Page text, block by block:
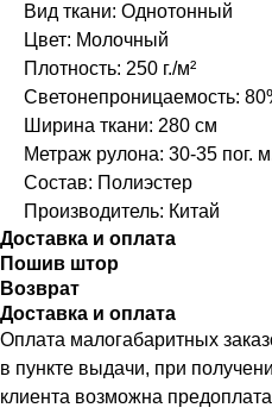
Вид ткани: Однотонный
Цвет: Молочный
Плотность: 250 г./м²
Светонепроницаемость:
Ширина ткани: 280 см
Метраж рулона: 30-35 пог.
Состав: Полиэстер
Производитель: Китай
Доставка и оплата
Пошив штор
Возврат
Доставка и оплата
Оплата малогабаритных
в пункте выдачи, при
клиента возможна